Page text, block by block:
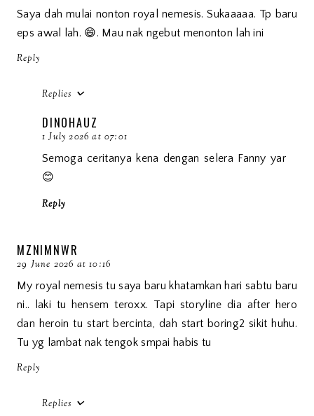
Saya dah mulai nonton royal nemesis. Sukaaaaa. Tp baru
eps awal lah. 😄. Mau nak ngebut menonton lah ini
Reply
Replies
DINOHAUZ
1 July 2026 at 07:01
Semoga ceritanya kena dengan selera Fanny yar
😊
Reply
MZNIMNWR
29 June 2026 at 10:16
My royal nemesis tu saya baru khatamkan hari sabtu baru
ni.. laki tu hensem teroxx. Tapi storyline dia after hero
dan heroin tu start bercinta, dah start boring2 sikit huhu.
Tu yg lambat nak tengok smpai habis tu
Reply
Replies